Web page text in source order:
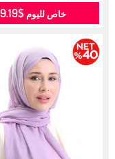
خاص لليوم$19.19